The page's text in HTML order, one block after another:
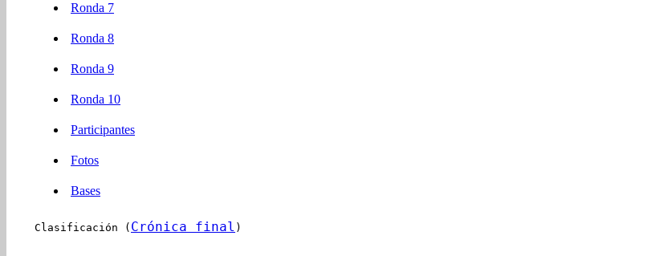
Ronda 7
Ronda 8
Ronda 9
Ronda 10
Participantes
Fotos
Bases
Clasificación ( Crónica final )